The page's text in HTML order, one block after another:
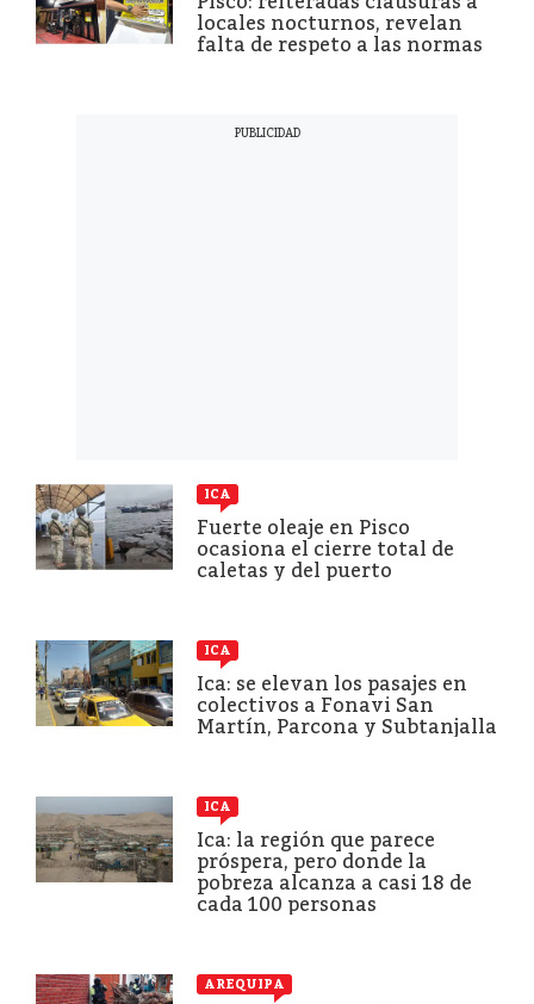
locales nocturnos, revelan
falta de respeto a las normas
ICA
Fuerte oleaje en Pisco
ocasiona el cierre total de
caletas y del puerto
ICA
Ica: se elevan los pasajes en
colectivos a Fonavi San
Martín, Parcona y Subtanjalla
ICA
Ica: la región que parece
próspera, pero donde la
pobreza alcanza a casi 18 de
cada 100 personas
AREQUIPA